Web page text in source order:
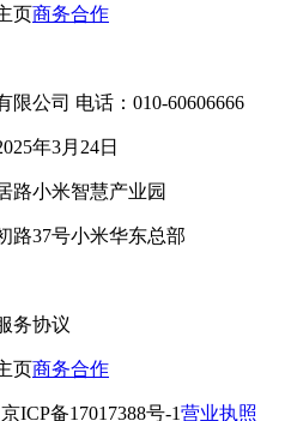
页商务合作
公司 电话：010-60606666
年3月24日
路小米智慧产业园
路37号小米华东总部
务协议
页商务合作
京ICP备17017388号-1营业执照